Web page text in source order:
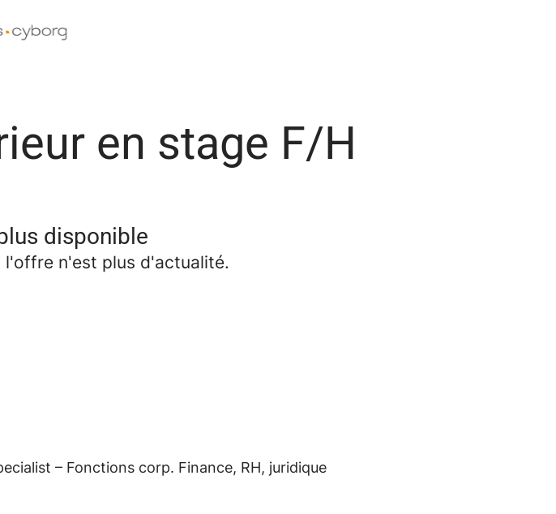
en stage F/H
disponible
l'offre n'est plus d'actualité.
– Fonctions corp. Finance, RH, juridique